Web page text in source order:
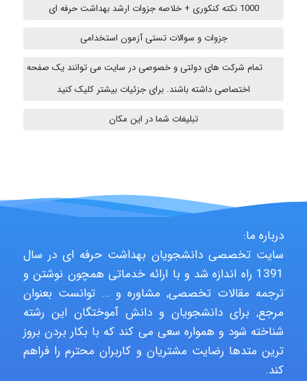
fatima
fahimeh sheibani
HaddadiMahsa
Niloofar
1000 نکته کنکوری + خلاصه جزوات ارشد بهداشت حرفه ای
جزوات و سوالات تستی آزمون استخدامی
تمام شرکت های دولتی و خصوصی در سایت می توانند یک صفحه
اختصاصی داشته باشند. برای جزئیات بیشتر کلیک کنید
تبلیغات شما در این مکان
درباره ما:
سایت تخصصی دانشجویان بهداشت حرفه ای در سال
1391 راه اندازه شد و با ارائه خدماتی همچون نوشتن و
ترجمه مقالات تخصصی, مشاوره و … توانست بعنوان
مرجع, برای دانشجویان و دانش آموختگان این رشته
شناخته شود و همواره سعی می کند که با بکار بردن بروز
ترین متدها رضایت مشتریان و کاربران محترم را فراهم
کند.